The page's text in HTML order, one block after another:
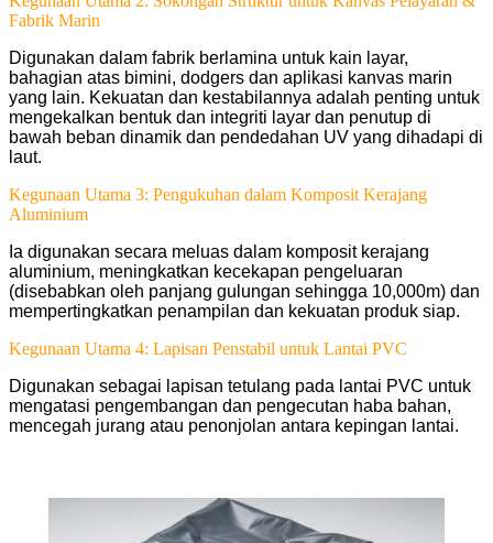
Fabrik Marin
Digunakan dalam fabrik berlamina untuk kain layar,
bahagian atas bimini, dodgers dan aplikasi kanvas marin
yang lain. Kekuatan dan kestabilannya adalah penting untuk
mengekalkan bentuk dan integriti layar dan penutup di
bawah beban dinamik dan pendedahan UV yang dihadapi di
laut.
Kegunaan Utama 3: Pengukuhan dalam Komposit Kerajang
Aluminium
Ia digunakan secara meluas dalam komposit kerajang
aluminium, meningkatkan kecekapan pengeluaran
(disebabkan oleh panjang gulungan sehingga 10,000m) dan
mempertingkatkan penampilan dan kekuatan produk siap.
Kegunaan Utama 4: Lapisan Penstabil untuk Lantai PVC
Digunakan sebagai lapisan tetulang pada lantai PVC untuk
mengatasi pengembangan dan pengecutan haba bahan,
mencegah jurang atau penonjolan antara kepingan lantai.